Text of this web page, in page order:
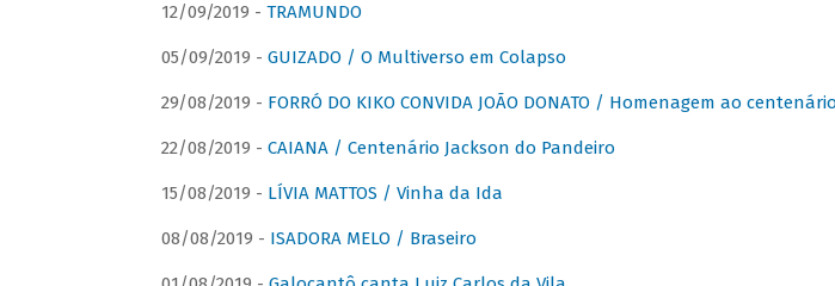
12/09/2019 - TRAMUNDO
05/09/2019 - GUIZADO / O Multiverso em Colapso
29/08/2019 - FORRÓ DO KIKO CONVIDA JOÃO DONATO / Homenagem ao
22/08/2019 - CAIANA / Centenário Jackson do Pandeiro
15/08/2019 - LÍVIA MATTOS / Vinha da Ida
08/08/2019 - ISADORA MELO / Braseiro